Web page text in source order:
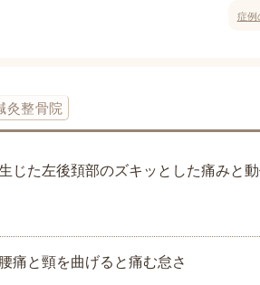
症
灸整骨院
じた左後頚部のズキッとした痛みと
痛と頸を曲げると痛む怠さ